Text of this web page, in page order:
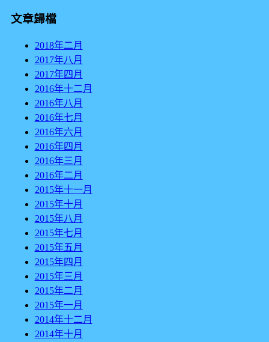
文章歸檔
2018年二月
2017年八月
2017年四月
2016年十二月
2016年八月
2016年七月
2016年六月
2016年四月
2016年三月
2016年二月
2015年十一月
2015年十月
2015年八月
2015年七月
2015年五月
2015年四月
2015年三月
2015年二月
2015年一月
2014年十二月
2014年十月